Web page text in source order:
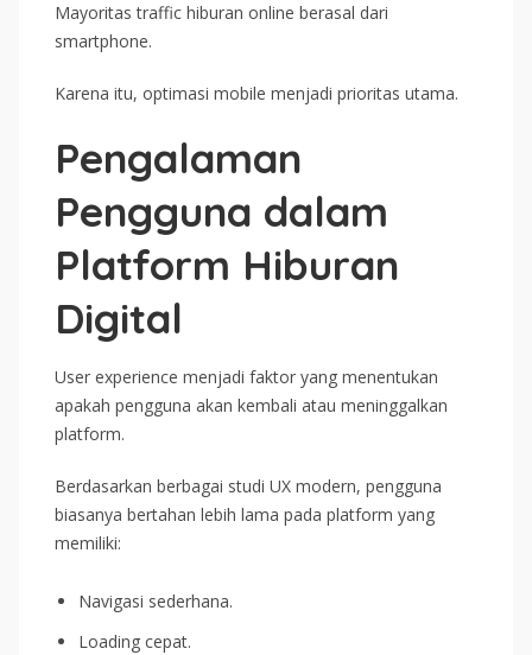
Mayoritas traffic hiburan online berasal dari
smartphone.
Karena itu, optimasi mobile menjadi prioritas utama.
Pengalaman
Pengguna dalam
Platform Hiburan
Digital
User experience menjadi faktor yang menentukan
apakah pengguna akan kembali atau meninggalkan
platform.
Berdasarkan berbagai studi UX modern, pengguna
biasanya bertahan lebih lama pada platform yang
memiliki:
Navigasi sederhana.
Loading cepat.